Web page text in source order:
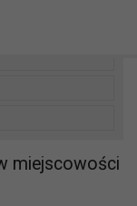
miejscowości